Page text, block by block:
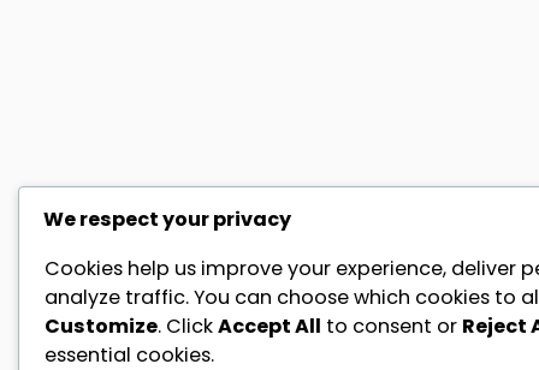
We respect your privacy
Cookies help us improve your experience, deliver
analyze traffic. You can choose which cookies to
Customize. ClickAccept All to consent or Reject
essential cookies.